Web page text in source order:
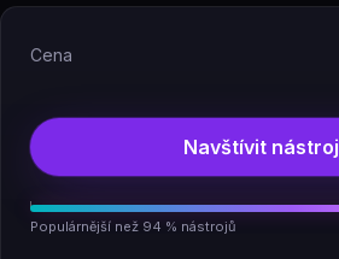
Cena
Navštívit nástroj
Populárnější než 94 % nástrojů